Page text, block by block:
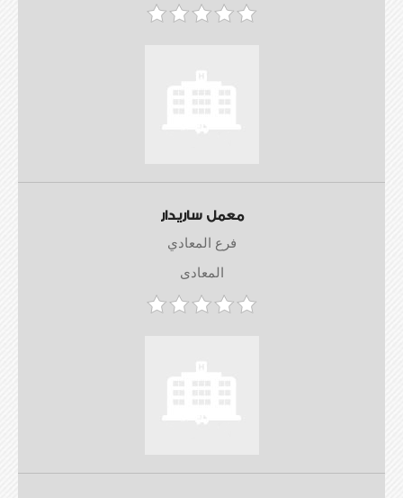
معمل ساريدار
فرع المعادي
المعادى